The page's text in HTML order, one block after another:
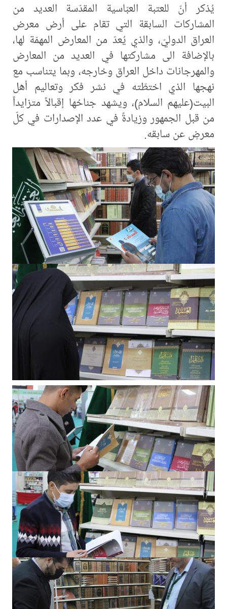
يُذكر أنّ للعتبة العبّاسية المقدّسة العديد من
المشاركات السابقة التي تقام على أرض معرض
العراق الدوليّ، والذي يُعدّ من المعارض المهمّة لها،
بالإضافة الى مشاركتها في العديد من المعارض
والمهرجانات داخل العراق وخارجه، وبما يتناسب مع
نهجها الذي اختطّته في نشر فكر وتعاليم ‏أهل
البيت(عليهم السلام)، ويشهد جناحُها إقبالاً متزايداً
من قبل الجمهور وزيادةً في عدد الإصدارات في كلّ
معرضٍ عن ‏سابقه.